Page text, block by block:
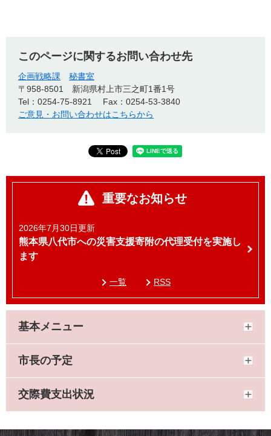
このページに関するお問い合わせ先
企画戦略課
秘書室
〒958-8501
新潟県村上市三之町1番1号
Tel：0254-75-8921
Fax：0254-53-3840
ご意見・お問い合わせはこちらから
重要なお知らせ
2026年7月30日更新
熊本県八代市への災害支援寄附の代理受付を実施し
ます
一覧 RSS
基本メニュー
市長の予定
交際費支出状況